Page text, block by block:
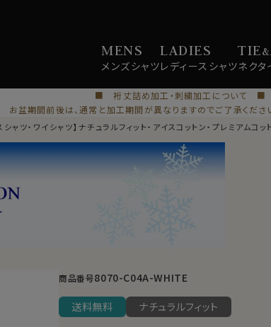
MENS
メンズシャツ
LADIES
レディース シャツ
TIE&
ネクタ
■ 裄丈詰め加工・刺繍加工について ■
お盆期間前後は、通常と加工期間が異なりますのでご了承くだ
シャツ・ワイシャツ】ナチュラルフィット・アイスコットン・プレミアム
商品番号8070-C04A-WHITE
送料無料 ナチュラルフィット